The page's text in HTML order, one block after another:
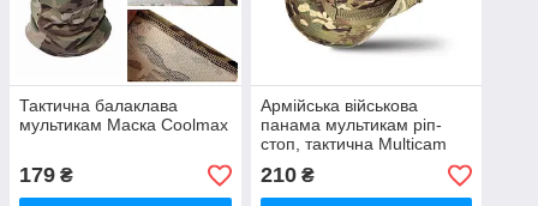
Тактична балаклава
мультикам Маска Coolmax
179 ₴
Армійська військова
панама мультикам ріп-
стоп, тактична Multicam
210₴